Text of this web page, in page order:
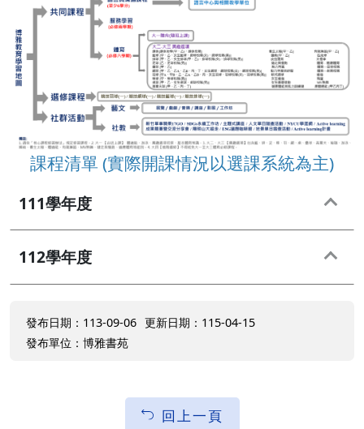
課程清單 (實際開課情況以選課系統為主)
111學年度
112學年度
發布日期：113-09-06 更新日期：115-04-15
發布單位：博雅書苑
回上一頁